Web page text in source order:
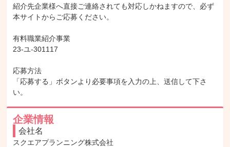
紹介先企業様へ直接ご連絡されても対応しかねますので、必ず
本サイトからご応募ください。
有料職業紹介事業
23-ユ-301117
応募方法
「応募する」ボタンより必要事項を入力の上、送信して下さ
い。
企業情報
会社名
スクエアプランニング株式会社